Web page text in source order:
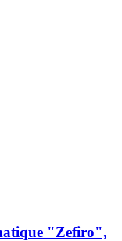
"Zefiro",